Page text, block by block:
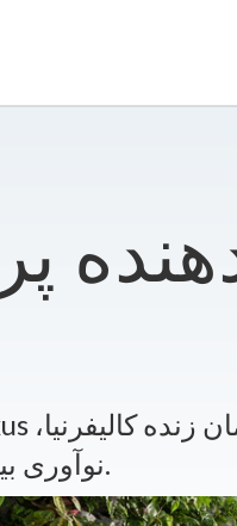
نوآوری بیشتری را تشویق می کنیم.